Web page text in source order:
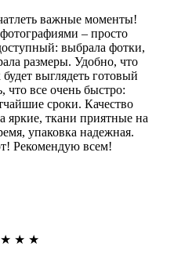
важные моменты!
– просто
выбрала фотки,
размеры. Удобно, что
выглядеть готовый
что все очень быстро:
сроки. Качество
яркие, ткани приятные на
упаковка надежная.
Рекомендую всем!
★ ★ ★